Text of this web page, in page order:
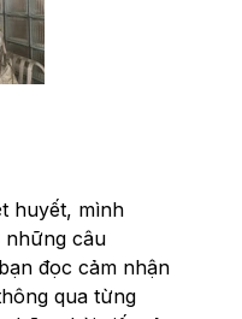
huyết, mình
những câu
đọc cảm nhận
qua từng